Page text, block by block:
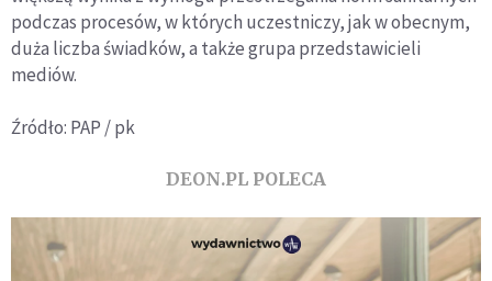
podczas procesów, w których uczestniczy, jak w obecnym,
duża liczba świadków, a także grupa przedstawicieli
mediów.
Źródło: PAP / pk
DEON.PL POLECA